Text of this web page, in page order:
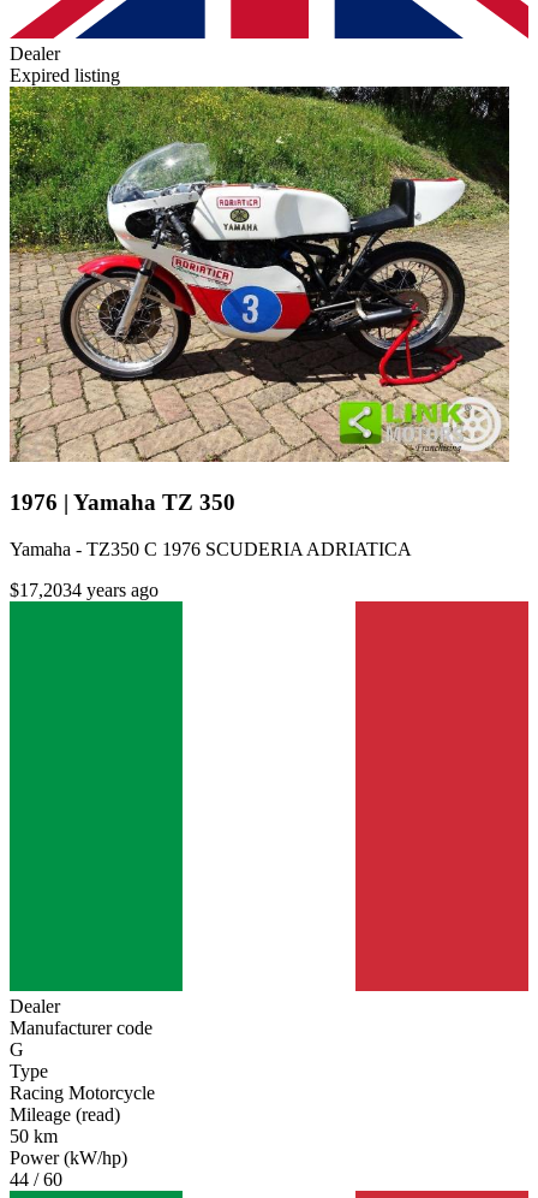
Dealer
Expired listing
1976 | Yamaha TZ 350
Yamaha - TZ350 C 1976 SCUDERIA ADRIATICA
$17,2034 years ago
Dealer
Manufacturer code
G
Type
Racing Motorcycle
Mileage (read)
50 km
Power (kW/hp)
44 / 60